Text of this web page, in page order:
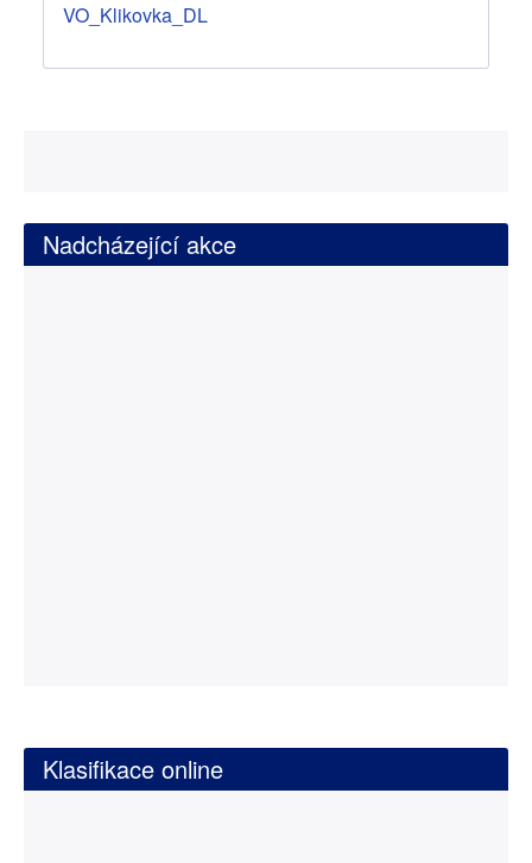
VO_Klikovka_DL
Nadcházející akce
Klasifikace online